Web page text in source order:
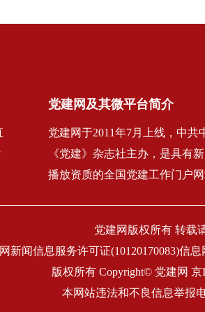
党建网及其微平台简介
党建网于2011年7月上线，中共
《党建》杂志社主办，是具有
播放资质的全国党建工作门户
党建网版权所有 转载
新闻信息服务许可证(10120170083)信
版权所有 Copyright© 党建网 京
本网站违法和不良信息举报